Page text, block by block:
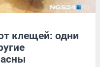
клещей: одни